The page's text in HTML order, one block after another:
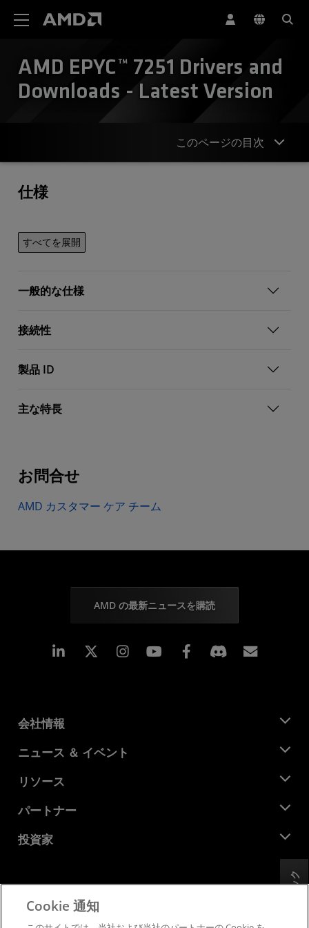
AMD EPYC™ 7251 Drivers and
Downloads - Latest Version
このページの目次
仕様
すべてを展開
一般的な仕様
接続性
製品 ID
主な特長
お問合せ
AMD カスタマー ケア チーム
フィードバック
AMD の最新ニュースを購読
Linkedin Instagram Facebook
会社情報
AMD について
企業責任
キャリア
お問い合わせ
ニュース ＆ イベント
ニュースルーム
メディア ライブラリ
リソース
デベロッパー セントラル
ケース スタディ
パートナー
AMD パートナー ハブ
投資家
財務情報
取締役会
プライバシー
Cookie 通知